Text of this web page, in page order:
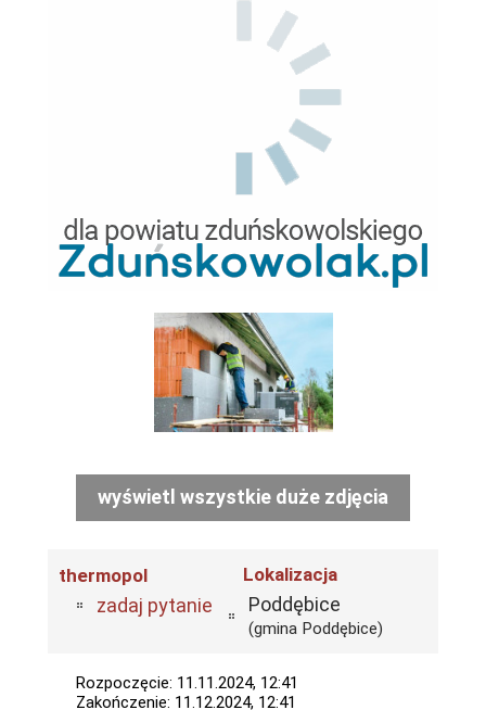
wyświetl wszystkie duże zdjęcia
thermopol
zadaj pytanie
Lokalizacja
Poddębice
(gmina Poddębice)
Rozpoczęcie: 11.11.2024, 12:41
Zakończenie: 11.12.2024, 12:41